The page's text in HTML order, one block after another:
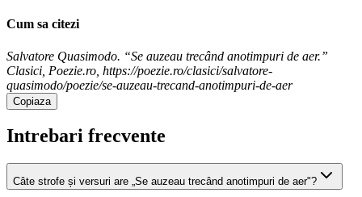
Cum sa citezi
Salvatore Quasimodo. “Se auzeau trecând anotimpuri de aer.”
Clasici, Poezie.ro, https://poezie.ro/clasici/salvatore-
quasimodo/poezie/se-auzeau-trecand-anotimpuri-de-aer
Copiaza
Intrebari frecvente
Câte strofe și versuri are „Se auzeau trecând anotimpuri de aer"?